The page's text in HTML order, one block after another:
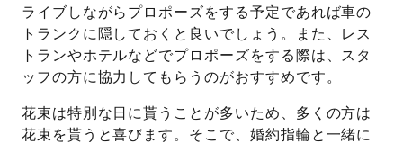
ライブしながらプロポーズをする予定であれば車の
トランクに隠しておくと良いでしょう。また、レス
トランやホテルなどでプロポーズをする際は、スタ
ッフの方に協力してもらうのがおすすめです。
花束は特別な日に貰うことが多いため、多くの方は
花束を貰うと喜びます。そこで、婚約指輪と一緒に